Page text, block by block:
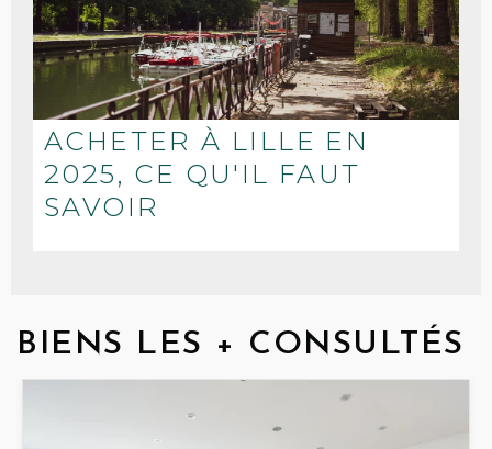
ACHETER À LILLE EN
2025, CE QU'IL FAUT
SAVOIR
BIENS LES + CONSULTÉS